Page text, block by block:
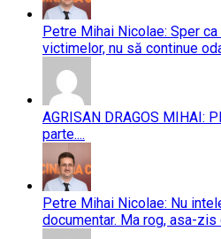
Petre Mihai Nicolae: Sper
victimelor, nu să continue
AGRISAN DRAGOS MIHAI:
parte....
Petre Mihai Nicolae: Nu
documentar. Ma rog, asa-zis